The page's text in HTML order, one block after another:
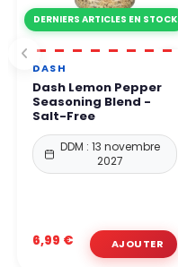
DERNIERS ARTICLES EN STOCK
DASH
Dash Lemon Pepper
Seasoning Blend -
Salt-Free
DDM : 13 novembre
2027
6,99 €